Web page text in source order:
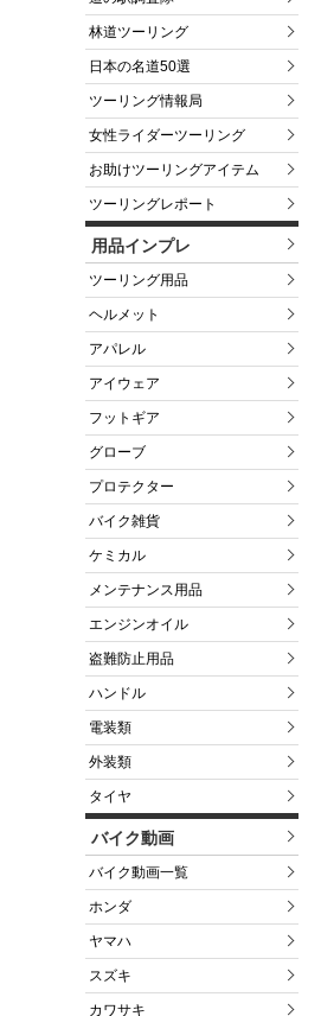
林道ツーリング
日本の名道50選
ツーリング情報局
女性ライダーツーリング
お助けツーリングアイテム
ツーリングレポート
用品インプレ
ツーリング用品
ヘルメット
アパレル
アイウェア
フットギア
グローブ
プロテクター
バイク雑貨
ケミカル
メンテナンス用品
エンジンオイル
盗難防止用品
ハンドル
電装類
外装類
タイヤ
バイク動画
バイク動画一覧
ホンダ
ヤマハ
スズキ
カワサキ